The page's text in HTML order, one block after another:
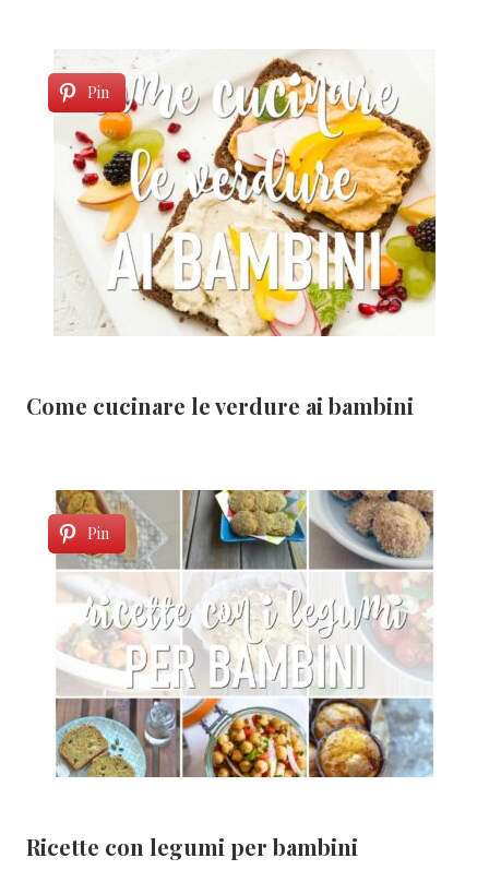
Pin
Come cucinare le verdure ai bambini
Pin
Ricette con legumi per bambini